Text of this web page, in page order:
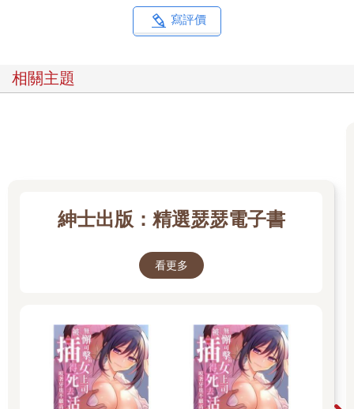
寫評價
相關主題
紳士出版：精選瑟瑟電子書
看更多